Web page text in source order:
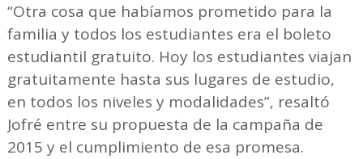
“Otra cosa que habíamos prometido para la
familia y todos los estudiantes era el boleto
estudiantil gratuito. Hoy los estudiantes viajan
gratuitamente hasta sus lugares de estudio,
en todos los niveles y modalidades”, resaltó
Jofré entre su propuesta de la campaña de
2015 y el cumplimiento de esa promesa.